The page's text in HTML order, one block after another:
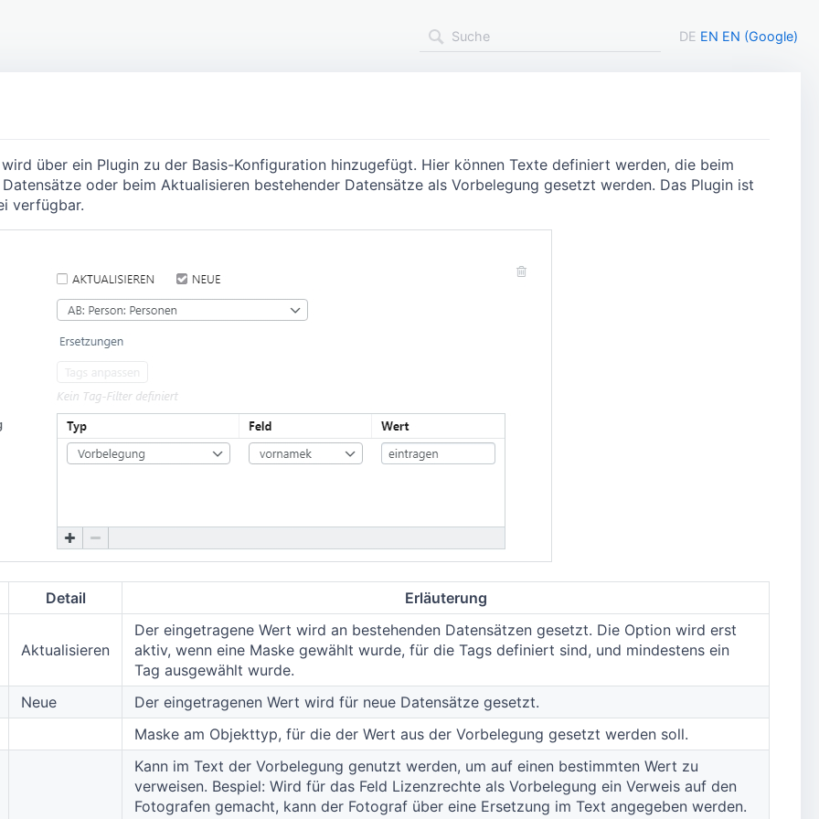
DE EN EN (Google)
über ein Plugin zu der Basis-Konfiguration hinzugefügt. Hier können Texte definiert werden, die beim
oder beim Aktualisieren bestehender Datensätze als Vorbelegung gesetzt werden. Das Plugin ist
verfügbar.
Detail Erläuterung
Aktualisieren
Der eingetragene Wert wird an bestehenden Datensätzen gesetzt. Die Option wird erst
aktiv, wenn eine Maske gewählt wurde, für die Tags definiert sind, und mindestens ein
Tag ausgewählt wurde.
Neue
Der eingetragenen Wert wird für neue Datensätze gesetzt.
Maske am Objekttyp, für die der Wert aus der Vorbelegung gesetzt werden soll.
Kann im Text der Vorbelegung genutzt werden, um auf einen bestimmten Wert zu
verweisen. Bespiel: Wird für das Feld Lizenzrechte als Vorbelegung ein Verweis auf den
Fotografen gemacht, kann der Fotograf über eine Ersetzung im Text angegeben werden.